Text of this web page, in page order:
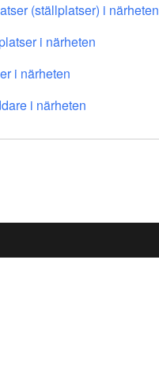
(ställplatser) i närheten
i närheten
i närheten
i närheten